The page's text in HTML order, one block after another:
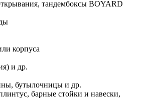
тандембоксы BOYARD
корпуса
и др.
бутылочницы и др.
барные стойки и навески,